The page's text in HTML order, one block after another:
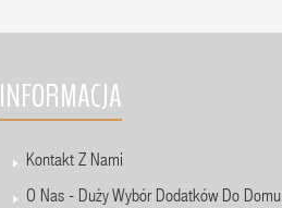
INFORMACJA
Kontakt Z Nami
O Nas - Duży Wybór Dodatków Do Domu